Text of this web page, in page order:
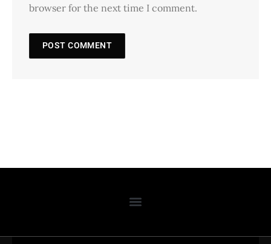
browser for the next time I comment.